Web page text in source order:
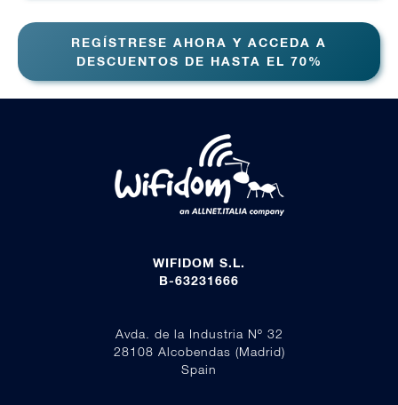
REGÍSTRESE AHORA Y ACCEDA A
DESCUENTOS DE HASTA EL 70%
WIFIDOM S.L.
B-63231666
Avda. de la Industria Nº 32
28108 Alcobendas (Madrid)
Spain